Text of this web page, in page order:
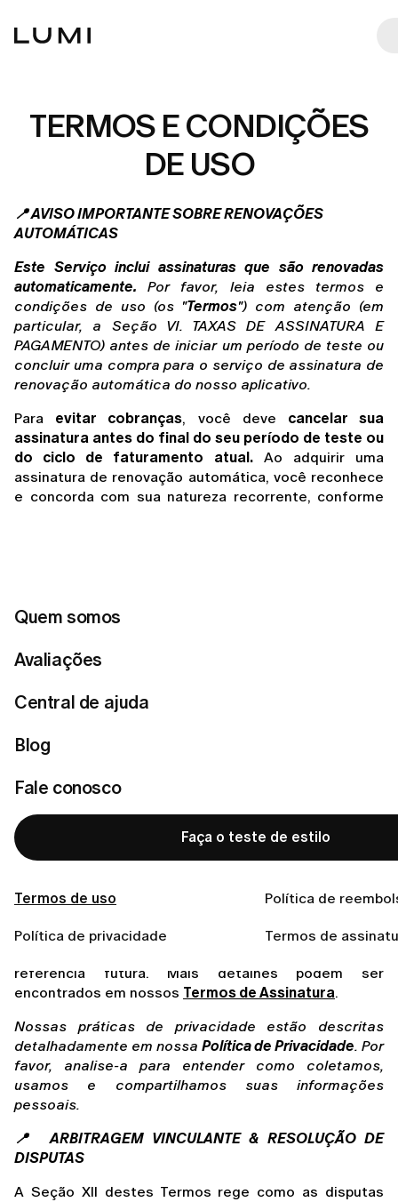
Quem somos
Avaliações
Central de ajuda
Blog
Fale conosco
Faça o teste de estilo
Termos de uso Política de
Política de privacidade Termos de
TERMOS E CONDIÇÕES
DE USO
📍 AVISO IMPORTANTE SOBRE RENOVAÇÕES
AUTOMÁTICAS
Este Serviço inclui assinaturas que são renovadas
automaticamente. Por favor, leia estes termos e
condições de uso (os "Termos") com atenção (em
particular, a Seção VI. TAXAS DE ASSINATURA E
PAGAMENTO) antes de iniciar um período de teste ou
concluir uma compra para o serviço de assinatura de
renovação automática do nosso aplicativo.
Para evitar cobranças, você deve cancelar sua
assinatura antes do final do seu período de teste ou
do ciclo de faturamento atual. Ao adquirir uma
assinatura de renovação automática, você reconhece
e concorda com sua natureza recorrente, conforme
gratuito através da
Você pode enviar uma solicitação seguindo as
período de teste em nosso site:
cancelar um período de teste ou uma assinatura
entrando em contato com nosso suporte antes do
final do teste ou do período de assinatura vigente,
ou através da página de Assinatura em nosso
Aplicativo ou na página do produto via web.
período de teste.
Se você pretende cancelar,
apropriado para sua plataforma. Você também pode
referência futura. Mais detalhes podem ser
encontrados em nossos Termos de Assinatura.
Nossas práticas de privacidade estão descritas
detalhadamente em nossa Política de Privacidade. Por
favor, analise-a para entender como coletamos,
usamos e compartilhamos suas informações
pessoais.
📍  ARBITRAGEM VINCULANTE & RESOLUÇÃO DE
DISPUTAS
A Seção XII destes Termos rege como as disputas